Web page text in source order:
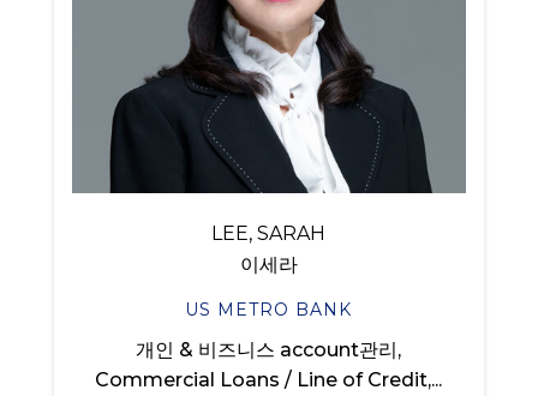
LEE, SARAH
이세라
US METRO BANK
개인 & 비즈니스 account관리,
Commercial Loans / Line of Credit,...